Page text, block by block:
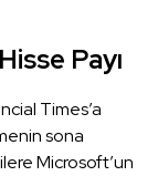
Payı
Times’a
sona
Microsoft’un